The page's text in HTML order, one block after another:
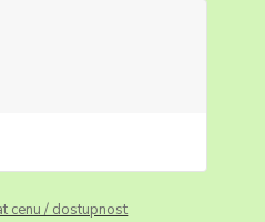
cenu / dostupnost